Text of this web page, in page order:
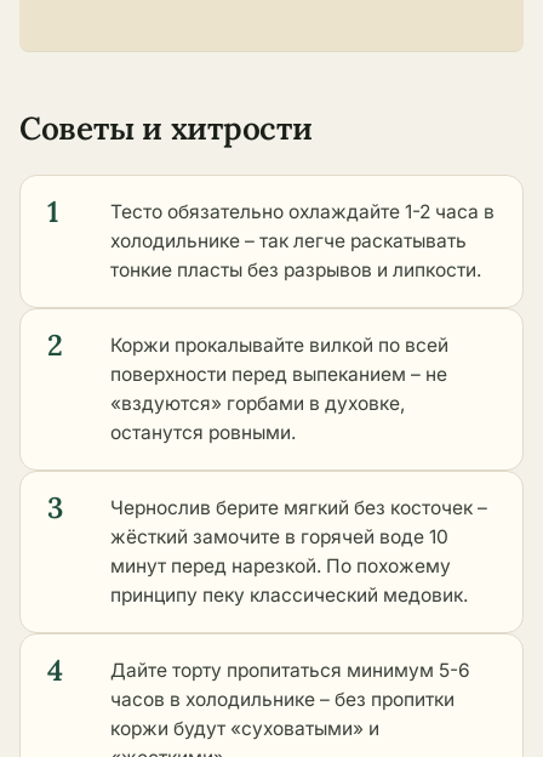
Советы и хитрости
1
Тесто обязательно охлаждайте 1-2 часа в
холодильнике – так легче раскатывать
тонкие пласты без разрывов и липкости.
2
Коржи прокалывайте вилкой по всей
поверхности перед выпеканием – не
«вздуются» горбами в духовке,
останутся ровными.
3
Чернослив берите мягкий без косточек –
жёсткий замочите в горячей воде 10
минут перед нарезкой. По похожему
принципу пеку классический медовик.
4
Дайте торту пропитаться минимум 5-6
часов в холодильнике – без пропитки
коржи будут «суховатыми» и